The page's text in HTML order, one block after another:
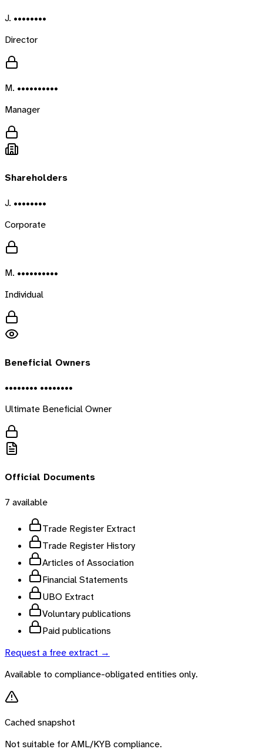
J. ••••••••
Director
M. ••••••••••
Manager
Shareholders
J. ••••••••
Corporate
M. ••••••••••
Individual
Beneficial Owners
•••••••• ••••••••
Ultimate Beneficial Owner
Official Documents
7 available
Trade Register Extract
Trade Register History
Articles of Association
Financial Statements
UBO Extract
Voluntary publications
Paid publications
Request a free extract →
Available to compliance-obligated entities only.
Cached snapshot
Not suitable for AML/KYB compliance.